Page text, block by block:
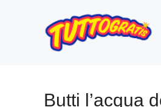
contenuto
Butti l’acqua